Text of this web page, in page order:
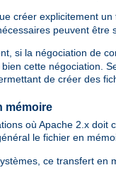
créer explicitement un
peuvent être
si la négociation de
cette négociation.
de créer des
mémoire
où Apache 2.x
le fichier en
ce transfert en